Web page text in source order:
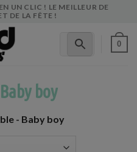
UN CLIC ! LE MEILLEUR DE
DE LA FÊTE !
0
boy
- Baby boy